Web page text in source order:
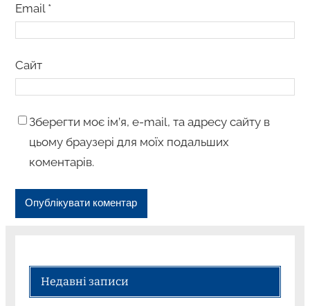
Email *
Сайт
Зберегти моє ім’я, e-mail, та адресу сайту в
цьому браузері для моїх подальших
коментарів.
Недавні записи